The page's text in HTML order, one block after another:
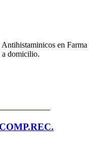
Antihistaminicos en Farma
a domicilio.